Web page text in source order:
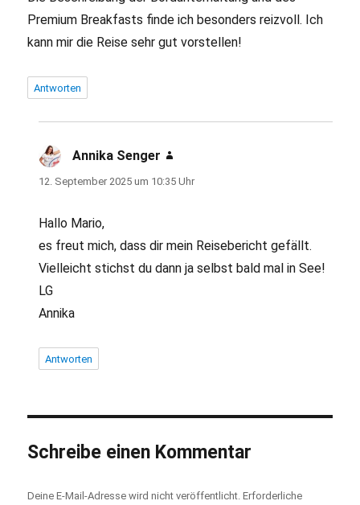
Premium Breakfasts finde ich besonders reizvoll. Ich
kann mir die Reise sehr gut vorstellen!
Antworten
Annika Senger
12. September 2025 um 10:35 Uhr
Hallo Mario,
es freut mich, dass dir mein Reisebericht gefällt.
Vielleicht stichst du dann ja selbst bald mal in See!
LG
Annika
Antworten
Schreibe einen Kommentar
Deine E-Mail-Adresse wird nicht veröffentlicht. Erforderliche